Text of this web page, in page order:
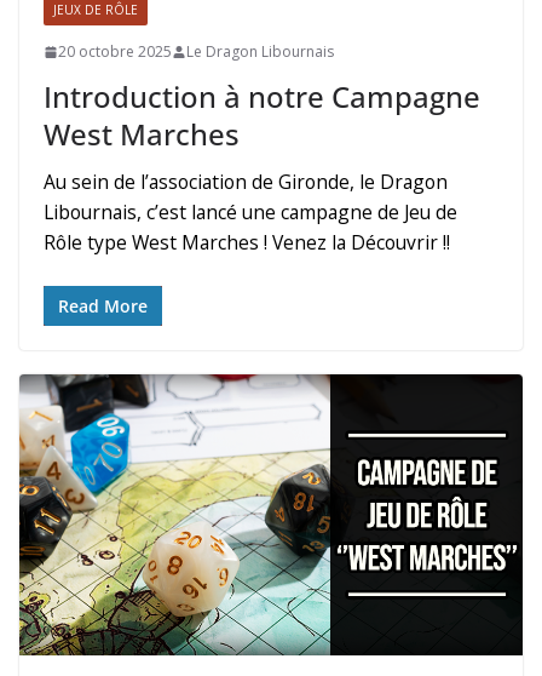
JEUX DE RÔLE
20 octobre 2025 Le Dragon Libournais
Introduction à notre Campagne
West Marches
Au sein de l’association de Gironde, le Dragon
Libournais, c’est lancé une campagne de Jeu de
Rôle type West Marches ! Venez la Découvrir !!
Read More